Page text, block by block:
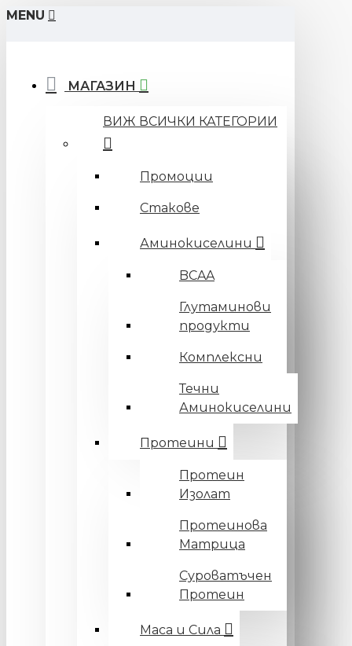
MENU
МАГАЗИН
ВИЖ ВСИЧКИ КАТЕГОРИИ
Промоции
Стакове
Аминокиселини
BCAA
Глутаминови
продукти
Комплексни
Течни
Аминокиселини
Протеини
Протеин
Изолат
Протеинова
Матрица
Суроватъчен
Протеин
Маса и Сила